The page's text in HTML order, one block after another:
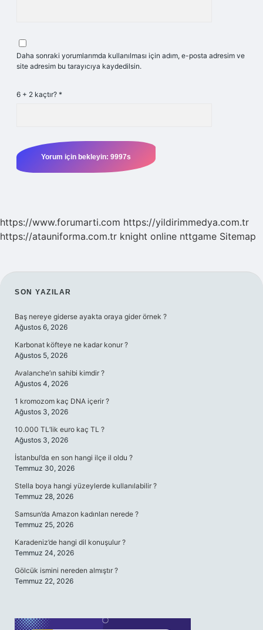
Daha sonraki yorumlarımda kullanılması için adım, e-posta adresim ve
site adresim bu tarayıcıya kaydedilsin.
6 + 2 kaçtır? *
https://www.forumarti.com https://yildirimmedya.com.tr
https://atauniforma.com.tr knight online nttgame Sitemap
SIDEBAR
SON YAZILAR
Baş nereye giderse ayakta oraya gider örnek ?
Ağustos 6, 2026
Karbonat köfteye ne kadar konur ?
Ağustos 5, 2026
Avalanche’ın sahibi kimdir ?
Ağustos 4, 2026
1 kromozom kaç DNA içerir ?
Ağustos 3, 2026
10.000 TL’lik euro kaç TL ?
Ağustos 3, 2026
İstanbul’da en son hangi ilçe il oldu ?
Temmuz 30, 2026
Stella boya hangi yüzeylerde kullanılabilir ?
Temmuz 28, 2026
Samsun’da Amazon kadınları nerede ?
Temmuz 25, 2026
Karadeniz’de hangi dil konuşulur ?
Temmuz 24, 2026
Gölcük ismini nereden almıştır ?
Temmuz 22, 2026